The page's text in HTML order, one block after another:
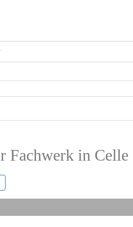
Fachwerk in Celle